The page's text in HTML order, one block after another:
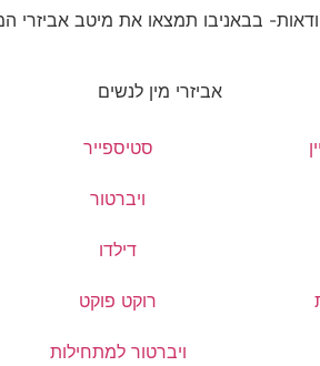
בבאניבו תמצאו את מיטב אביזרי
אביזרי מין לנשים
סטיספייר
ויברטור
דילדו
רוקט פוקט
ויברטור למתחילות